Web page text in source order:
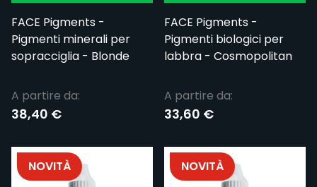
FACE Pigments -
Pigmenti minerali per
sopracciglia - Blonde
A partire da:
38,40 €
FACE Pigments -
Pigmenti biologici per
labbra - Cosmopolitan
A partire da:
33,60 €
NOVITÀ NOVITÀ